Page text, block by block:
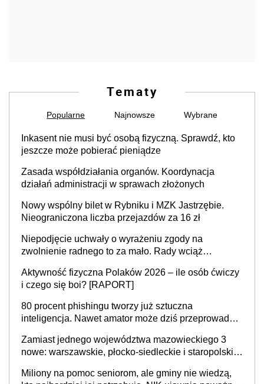
Tematy
Popularne Najnowsze Wybrane
Inkasent nie musi być osobą fizyczną. Sprawdź, kto
jeszcze może pobierać pieniądze
Zasada współdziałania organów. Koordynacja
działań administracji w sprawach złożonych
Nowy wspólny bilet w Rybniku i MZK Jastrzębie.
Nieograniczona liczba przejazdów za 16 zł
Niepodjęcie uchwały o wyrażeniu zgody na
zwolnienie radnego to za mało. Rady wciąż
sprawy
Aktywność fizyczna Polaków 2026 – ile osób ćwiczy
i czego się boi? [RAPORT]
80 procent phishingu tworzy już sztuczna
inteligencja. Nawet amator może dziś przeprowadzić
Zamiast jednego województwa mazowieckiego 3
nowe: warszawskie, płocko-siedleckie i staropolskie.
stołecznych
Miliony na pomoc seniorom, ale gminy nie wiedzą,